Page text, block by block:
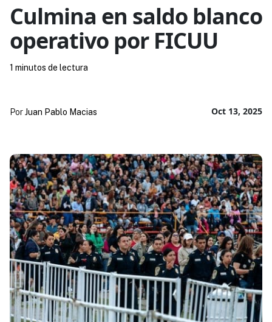
Culmina en saldo blanco
operativo por FICUU
Oct 13, 2025
PorJuan Pablo Macias
1 minutos de lectura